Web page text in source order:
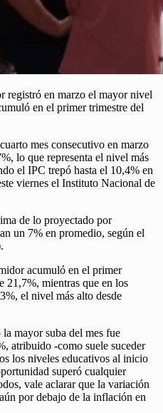
registró en marzo el mayor nivel
en el primer trimestre del
mes consecutivo en marzo
lo que representa el nivel más
el IPC trepó hasta el 10,4% en
viernes el Instituto Nacional de
de lo proyectado por
un 7% en promedio, según el
acumuló en el primer
21,7%, mientras que en los
el nivel más alto desde
mayor suba del mes fue
atribuido -como suele suceder
los niveles educativos al inicio
superó cualquier
vale aclarar que la variación
por debajo de la inflación en